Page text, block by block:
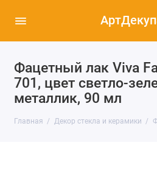
Фацетный лак Viva
701, цвет светло-
металлик, 90 мл
Главная Декор стекла и керамики